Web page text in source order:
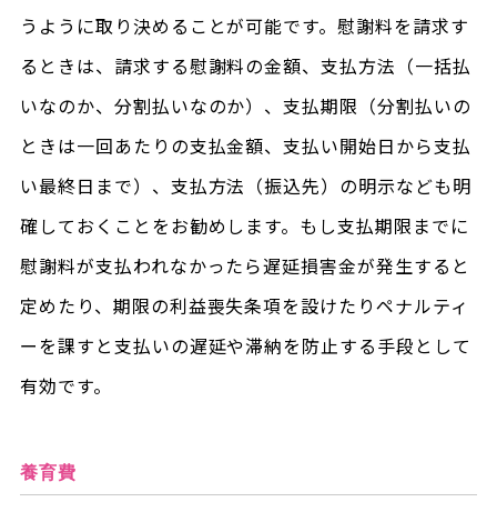
うように取り決めることが可能です。慰謝料を請求す
るときは、請求する慰謝料の金額、支払方法（一括払
いなのか、分割払いなのか）、支払期限（分割払いの
ときは一回あたりの支払金額、支払い開始日から支払
い最終日まで）、支払方法（振込先）の明示なども明
確しておくことをお勧めします。もし支払期限までに
慰謝料が支払われなかったら遅延損害金が発生すると
定めたり、期限の利益喪失条項を設けたりペナルティ
ーを課すと支払いの遅延や滞納を防止する手段として
有効です。
養育費